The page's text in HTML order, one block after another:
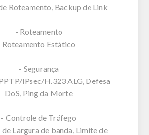
Roteamento, Backup de Link
- Roteamento
Roteamento Estático
- Segurança
IPsec/H.323 ALG, Defesa
DoS, Ping da Morte
- Controle de Tráfego
Largura de banda, Limite de